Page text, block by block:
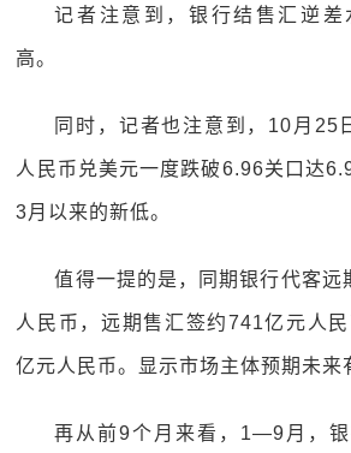
记者注意到，银行结售汇逆差
高。
同时，记者也注意到，10月25
人民币兑美元一度跌破6.96关口达
3月以来的新低。
值得一提的是，同期银行代客远
人民币，远期售汇签约741亿元人
亿元人民币。显示市场主体预期未来
再从前9个月来看，1—9月，